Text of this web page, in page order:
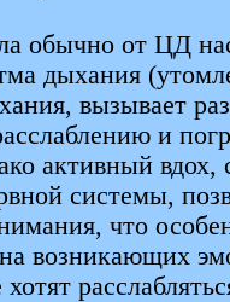
обычно от ЦД
дыхания
вызывает
и
активный вдох,
системы,
что
на возникающих